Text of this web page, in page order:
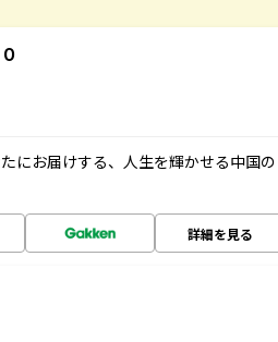
にお届けする、人生を輝かせる中国の
詳細を見る